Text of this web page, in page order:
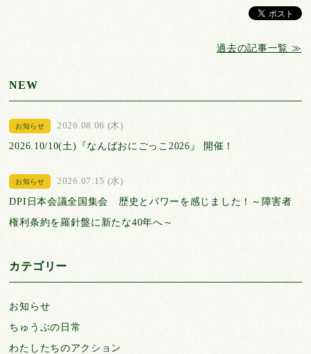
過去の記事一覧 ≫
NEW
お知らせ
2026.08.06 (木)
2026.10/10(土)『なんばおにごっこ2026』 開催！
お知らせ
2026.07.15 (水)
DPI日本会議全国集会 歴史とパワーを感じました！～障害者
権利条約を羅針盤に新たな40年へ～
カテゴリー
お知らせ
ちゅうぶの日常
わたしたちのアクション